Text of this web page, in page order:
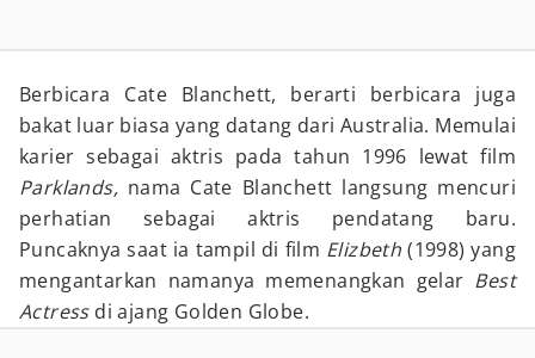
Berbicara Cate Blanchett, berarti berbicara juga
bakat luar biasa yang datang dari Australia. Memulai
karier sebagai aktris pada tahun 1996 lewat film
Parklands, nama Cate Blanchett langsung mencuri
perhatian sebagai aktris pendatang baru.
Puncaknya saat ia tampil di film Elizbeth (1998) yang
mengantarkan namanya memenangkan gelar Best
Actressdi ajang Golden Globe.